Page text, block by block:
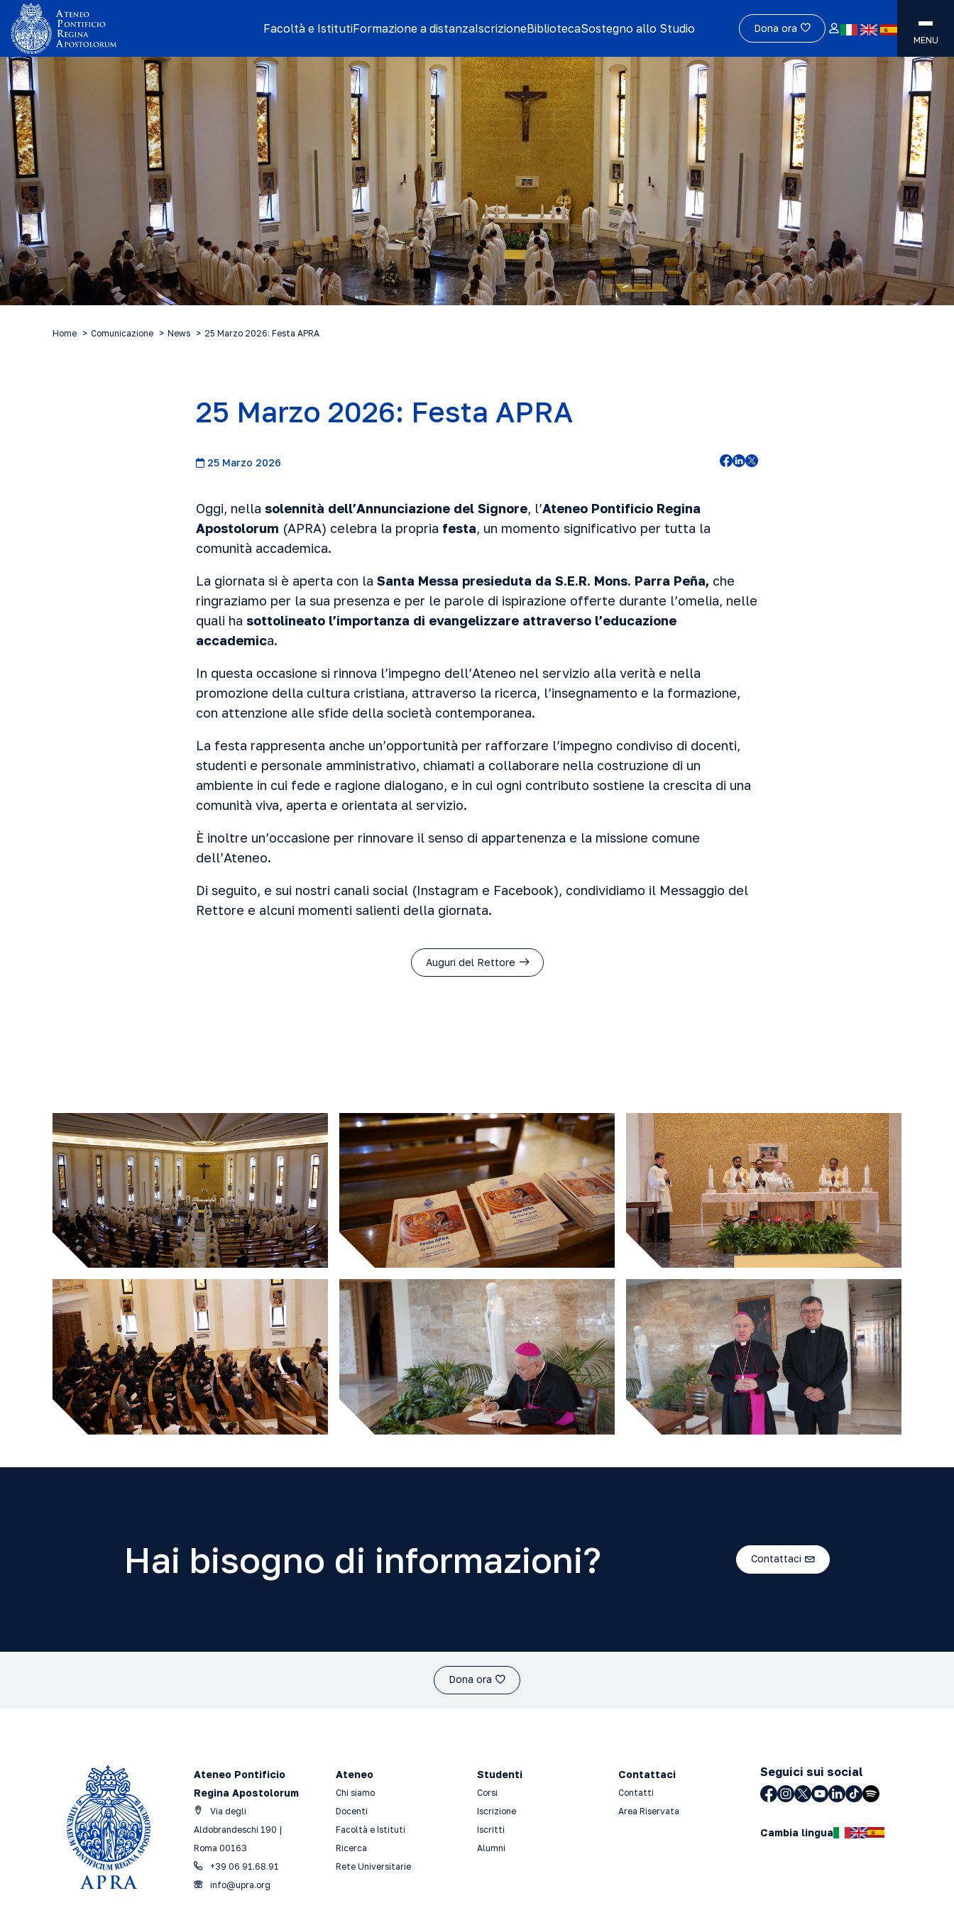
Facoltà e IstitutiFormazione a distanzaIscrizioneBibliotecaSostegno allo Studio Dona ora
MENU
Home Comunicazione News 25 Marzo 2026: Festa APRA
25 Marzo 2026: Festa APRA
25 Marzo 2026
Oggi, nella solennità dell’Annunciazione del Signore, l’Ateneo Pontificio Regina
Apostolorum (APRA) celebra la propria festa, un momento significativo per tutta la
comunità accademica.
La giornata si è aperta con la Santa Messa presieduta da S.E.R. Mons. Parra Peña, che
ringraziamo per la sua presenza e per le parole di ispirazione offerte durante l’omelia, nelle
quali ha sottolineato l’importanza di evangelizzare attraverso l’educazione
accademica.
In questa occasione si rinnova l’impegno dell’Ateneo nel servizio alla verità e nella
promozione della cultura cristiana, attraverso la ricerca, l’insegnamento e la formazione,
con attenzione alle sfide della società contemporanea.
La festa rappresenta anche un’opportunità per rafforzare l’impegno condiviso di docenti,
studenti e personale amministrativo, chiamati a collaborare nella costruzione di un
ambiente in cui fede e ragione dialogano, e in cui ogni contributo sostiene la crescita di una
comunità viva, aperta e orientata al servizio.
È inoltre un’occasione per rinnovare il senso di appartenenza e la missione comune
dell’Ateneo.
Di seguito, e sui nostri canali social (Instagram e Facebook), condividiamo il Messaggio del
Rettore e alcuni momenti salienti della giornata.
Auguri del Rettore
Hai bisogno di informazioni? Contattaci
Dona ora
Ateneo Pontificio
Regina Apostolorum
Via degli
Aldobrandeschi 190 |
Roma 00163
+39 06 91.68.91
info@upra.org
Ateneo
Chi siamo
Docenti
Facoltà e Istituti
Ricerca
Rete Universitarie
Studenti
Corsi
Iscrizione
Iscritti
Alumni
Contattaci
Contatti
Area Riservata
Seguici sui social
Cambia lingua